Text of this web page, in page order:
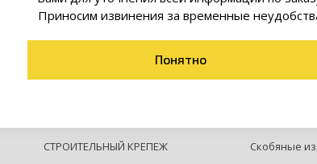
СТРОИТЕЛЬНЫЙ КРЕПЕЖ
Скобяные
Приносим извинения за временные
Понятно